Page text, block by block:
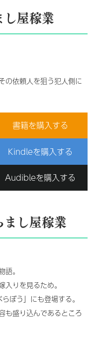
屋稼業
の依頼人を狙う犯人側に
書籍を購入する
Kindleを購入する
Audibleを購入する
し屋稼業
。
りを見るため。
ぼう」にも登場する。
も盛り込んであるところ